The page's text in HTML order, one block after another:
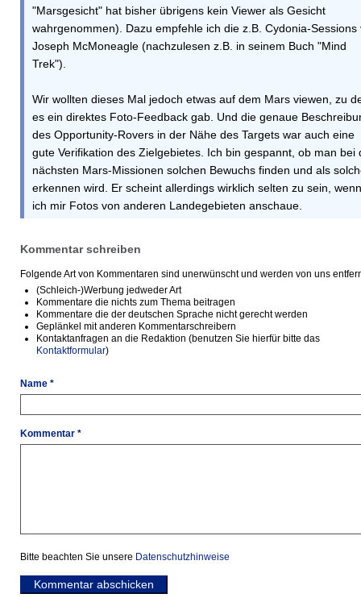
"Marsgesicht" hat bisher übrigens kein Viewer als Gesicht
wahrgenommen). Dazu empfehle ich die z.B. Cydonia-Sessions
Joseph McMoneagle (nachzulesen z.B. in seinem Buch "Mind
Trek").
Wir wollten dieses Mal jedoch etwas auf dem Mars viewen, zu
es ein direktes Foto-Feedback gab. Und die genaue
des Opportunity-Rovers in der Nähe des Targets war auch eine
gute Verifikation des Zielgebietes. Ich bin gespannt, ob man bei
nächsten Mars-Missionen solchen Bewuchs finden und als
erkennen wird. Er scheint allerdings wirklich selten zu sein, wenn
ich mir Fotos von anderen Landegebieten anschaue.
Kommentar schreiben
Folgende Art von Kommentaren sind unerwünscht und werden von uns
(Schleich-)Werbung jedweder Art
Kommentare die nichts zum Thema beitragen
Kommentare die der deutschen Sprache nicht gerecht werden
Geplänkel mit anderen Kommentarschreibern
Kontaktanfragen an die Redaktion (benutzen Sie hierfür bitte das
Kontaktformular)
Name *
Kommentar *
Bitte beachten Sie unsere Datenschutzhinweise
Kommentar abschicken